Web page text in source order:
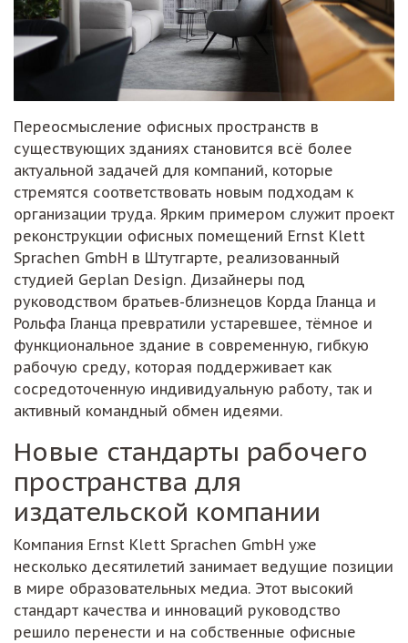
Переосмысление офисных пространств в
существующих зданиях становится всё более
актуальной задачей для компаний, которые
стремятся соответствовать новым подходам к
организации труда. Ярким примером служит проект
реконструкции офисных помещений Ernst Klett
Sprachen GmbH в Штутгарте, реализованный
студией Geplan Design. Дизайнеры под
руководством братьев-близнецов Корда Гланца и
Рольфа Гланца превратили устаревшее, тёмное и
функциональное здание в современную, гибкую
рабочую среду, которая поддерживает как
сосредоточенную индивидуальную работу, так и
активный командный обмен идеями.
Новые стандарты рабочего
пространства для
издательской компании
Компания Ernst Klett Sprachen GmbH уже
несколько десятилетий занимает ведущие позиции
в мире образовательных медиа. Этот высокий
стандарт качества и инноваций руководство
решило перенести и на собственные офисные